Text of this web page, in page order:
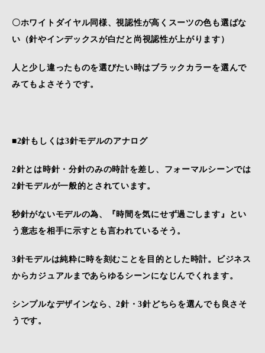
〇ホワイトダイヤル同様、視認性が高くスーツの色も選ばな
い（針やインデックスが白だと尚視認性が上がります）
人と少し違ったものを選びたい時はブラックカラーを選んで
みてもよさそうです。
■2針もしくは3針モデルのアナログ
2針とは時針・分針のみの時計を差し、 フォーマルシーンでは
2針モデルが一般的とされています。
秒針がないモデルの為、『時間を気にせず過ごします』とい
う意志を相手に示すとも言われているそう。
3針モデルは純粋に時を刻むことを目的とした時計。ビジネス
からカジュアルまであらゆるシーンになじんでくれます。
シンプルなデザインなら、2針・3針どちらを選んでも良さそ
うです。